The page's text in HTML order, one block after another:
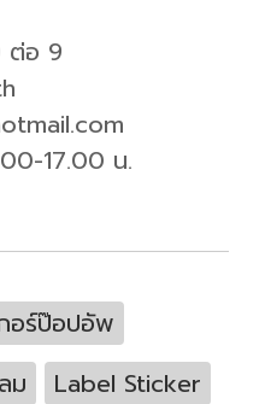
ต่อ 9
17.00 น.
อร์ป๊อปอัพ
ม
Label Sticker